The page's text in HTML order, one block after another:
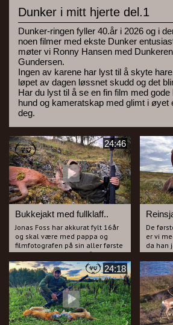
Dunker i mitt hjerte del.1
Dunker-ringen fyller 40.år i 2026 og i
noen filmer med ekste Dunker
møter vi Ronny Hansen med
Gundersen.
Ingen av karene har lyst til å skyte
løpet av dagen løssnet skudd og det
Har du lyst til å se en fin film med gode
hund og kameratskap med glimt i øyet
deg.
24:46
Bukkejakt med fullklaff..
Jonas Foss har akkurat fylt 16år
og skal være med pappa og
filmfotografen på sin aller første
bukkejakt med egen rifle.
Vi har sett ut noen fine bukker i
forkant av jakta som vi skal
forsøke å lure. Sjelden har vi hatt
bedre uttelling på lokkinga og
det blir veldig nærvepirrende når
vi får mulighet på flere bukker
den første dagen.
De
er vi
da han
Det er
gutta i
finner
Georg
seg et
mange
24:18